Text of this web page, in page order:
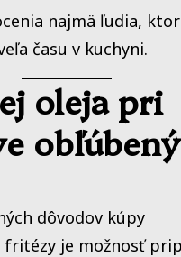
najmä ľudia,
času v kuchyni.
oleja pri
dôvodov kúpy
fritézy je možnosť